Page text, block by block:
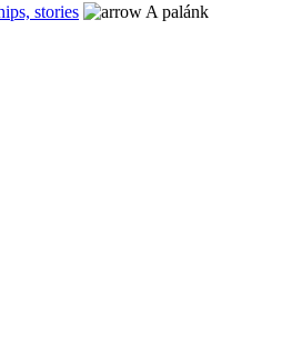
stories A palánk